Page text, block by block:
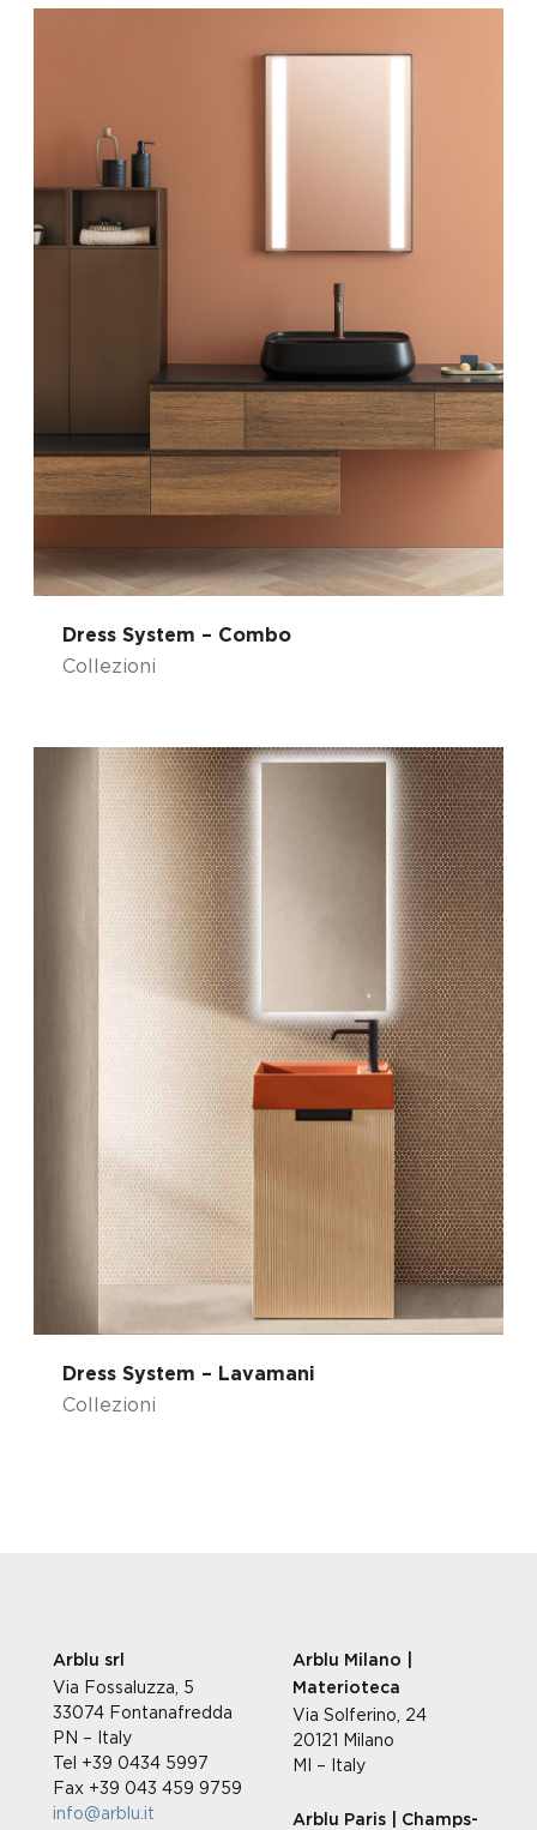
Dress System – Combo
Collezioni
Dress System – Lavamani
Collezioni
Arblu srl
Via Fossaluzza, 5
33074 Fontanafredda
PN – Italy
Tel +39 0434 5997
Fax +39 043 459 9759
info@arblu.it
Arblu Milano |
Materioteca
Via Solferino, 24
20121 Milano
MI – Italy
Arblu Paris | Champs-